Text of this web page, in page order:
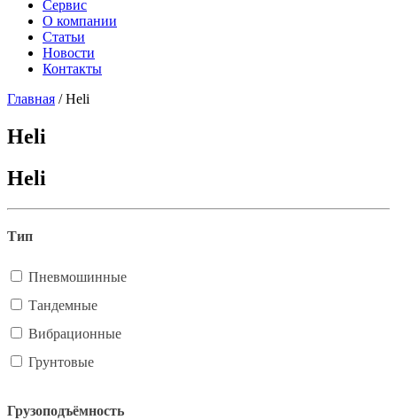
Сервис
О компании
Статьи
Новости
Контакты
Главная /Heli
Heli
Heli
Тип
Пневмошинные
Тандемные
Вибрационные
Грунтовые
Грузоподъёмность